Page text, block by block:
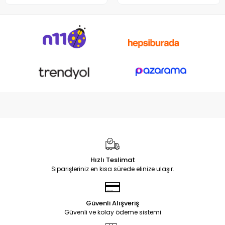
Hızlı Teslimat
Siparişleriniz en kısa sürede elinize ulaşır.
Güvenli Alışveriş
Güvenli ve kolay ödeme sistemi